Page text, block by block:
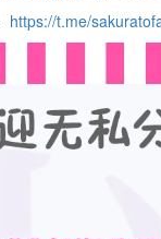
https://t.me/